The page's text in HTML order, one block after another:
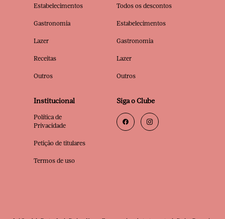
Estabelecimentos
Gastronomia
Lazer
Receitas
Outros
Todos os descontos
Estabelecimentos
Gastronomia
Lazer
Outros
Institucional
Política de
Privacidade
Petição de titulares
Termos de uso
Siga o Clube